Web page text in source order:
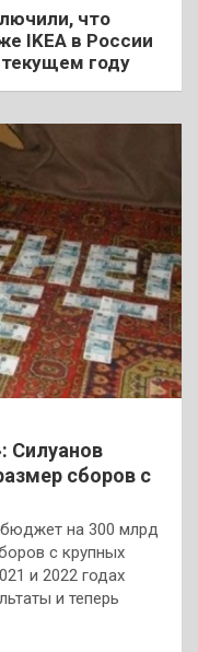
что
IKEA в России
году
Силуанов
сборов с
на 300 млрд
с крупных
и 2022 годах
и теперь